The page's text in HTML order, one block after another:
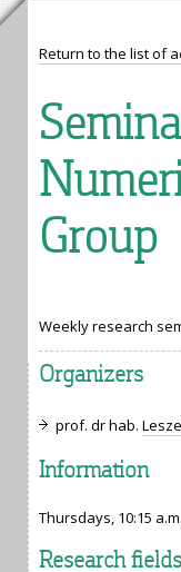
Return to the list of
Group
Weekly research
Organizers
prof. dr hab.
Information
Thursdays, 10:15
Research fields